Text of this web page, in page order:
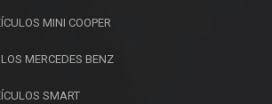
MINI COOPER
MERCEDES BENZ
SMART